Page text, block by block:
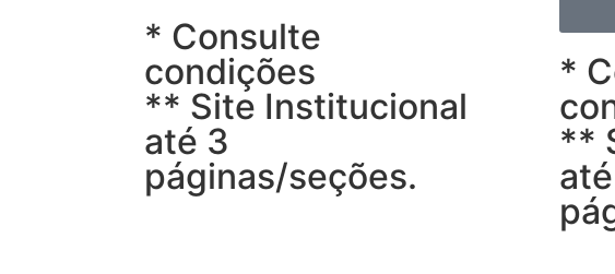
* Consulte
condições
** Site Institucional
até 3
páginas/seções.
*
**